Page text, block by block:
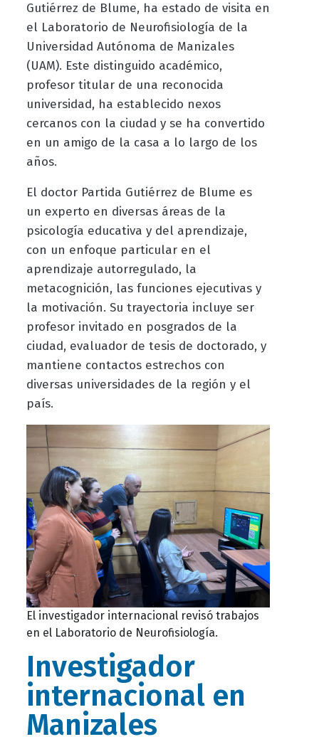
Gutiérrez de Blume, ha estado de visita en
el Laboratorio de Neurofisiología de la
Universidad Autónoma de Manizales
(UAM). Este distinguido académico,
profesor titular de una reconocida
universidad, ha establecido nexos
cercanos con la ciudad y se ha convertido
en un amigo de la casa a lo largo de los
años.
El doctor Partida Gutiérrez de Blume es
un experto en diversas áreas de la
psicología educativa y del aprendizaje,
con un enfoque particular en el
aprendizaje autorregulado, la
metacognición, las funciones ejecutivas y
la motivación. Su trayectoria incluye ser
profesor invitado en posgrados de la
ciudad, evaluador de tesis de doctorado, y
mantiene contactos estrechos con
diversas universidades de la región y el
país.
El investigador internacional revisó trabajos
en el Laboratorio de Neurofisiología.
Investigador
internacional en
Manizales